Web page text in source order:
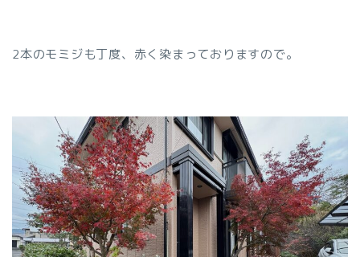
2本のモミジも丁度、赤く染まっておりますので。